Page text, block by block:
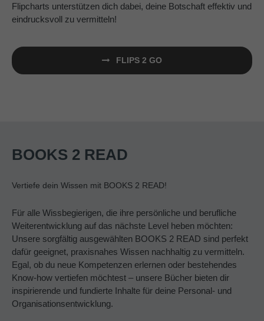
Flipcharts unterstützen dich dabei, deine Botschaft effektiv und
eindrucksvoll zu vermitteln!
FLIPS 2 GO
BOOKS 2 READ
Vertiefe dein Wissen mit BOOKS 2 READ!
Für alle Wissbegierigen, die ihre persönliche und berufliche
Weiterentwicklung auf das nächste Level heben möchten:
Unsere sorgfältig ausgewählten BOOKS 2 READ sind perfekt
dafür geeignet, praxisnahes Wissen nachhaltig zu vermitteln.
Egal, ob du neue Kompetenzen erlernen oder bestehendes
Know-how vertiefen möchtest – unsere Bücher bieten dir
inspirierende und fundierte Inhalte für deine Personal- und
Organisationsentwicklung.